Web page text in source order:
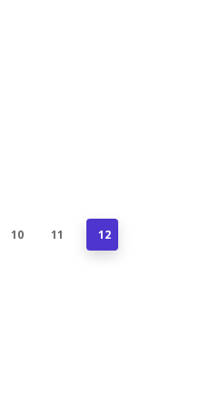
10 11
12